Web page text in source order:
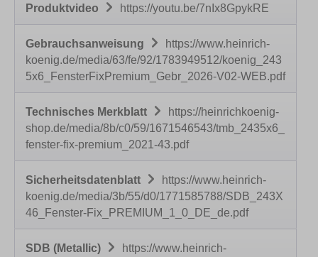
Produktvideo https://youtu.be/7nIx8GpykRE
Gebrauchsanweisung
https://www.heinrich-
koenig.de/media/63/fe/92/1783949512/koenig_243
5x6_FensterFixPremium_Gebr_2026-V02-WEB.pdf
Technisches Merkblatt
https://heinrichkoenig-
shop.de/media/8b/c0/59/1671546543/tmb_2435x6_
fenster-fix-premium_2021-43.pdf
Sicherheitsdatenblatt
https://www.heinrich-
koenig.de/media/3b/55/d0/1771585788/SDB_243X
46_Fenster-Fix_PREMIUM_1_0_DE_de.pdf
SDB (Metallic)
https://www.heinrich-